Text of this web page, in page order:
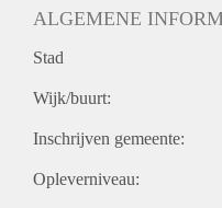
ALGEMENE
Stad
Wijk/buurt:
Inschrijven gemeente:
Opleverniveau: